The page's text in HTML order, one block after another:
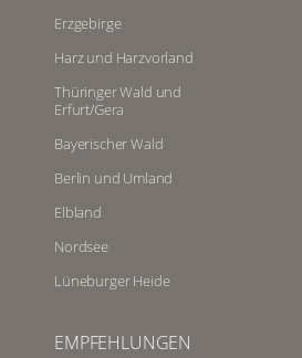
Erzgebirge
Harz und Harzvorland
Thüringer Wald und
Erfurt/Gera
Bayerischer Wald
Berlin und Umland
Elbland
Nordsee
Lüneburger Heide
EMPFEHLUNGEN